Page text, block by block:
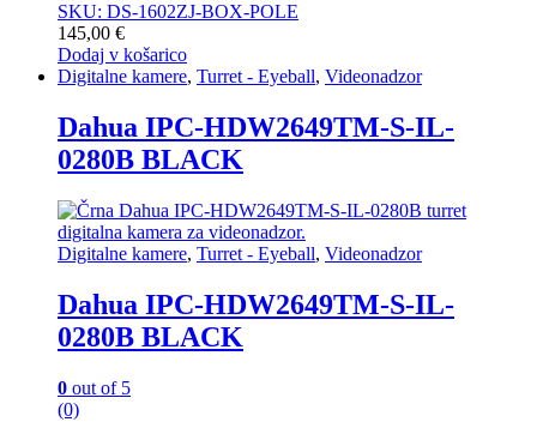
SKU: DS-1602ZJ-BOX-POLE
145,00 €
Dodaj v košarico
Digitalne kamere, Turret - Eyeball, Videonadzor
Dahua IPC-HDW2649TM-S-IL-
0280B BLACK
Digitalne kamere, Turret - Eyeball, Videonadzor
Dahua IPC-HDW2649TM-S-IL-
0280B BLACK
0 out of 5
(0)